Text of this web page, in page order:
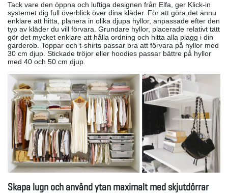
Tack vare den öppna och luftiga designen från Elfa, ger Klick-in
systemet dig full överblick över dina kläder. För att göra det ännu
enklare att hitta, planera in olika djupa hyllor, anpassade efter den
typ av kläder du vill förvara. Grundare hyllor, placerade relativt tätt
gör det mycket enklare att hålla ordning och hitta alla plagg i din
garderob. Toppar och t-shirts passar bra att förvara på hyllor med
30 cm djup. Stickade tröjor eller hoodies passar bättre på hyllor
med 40 och 50 cm djup.
Skapa lugn och använd ytan maximalt med skjutdörrar